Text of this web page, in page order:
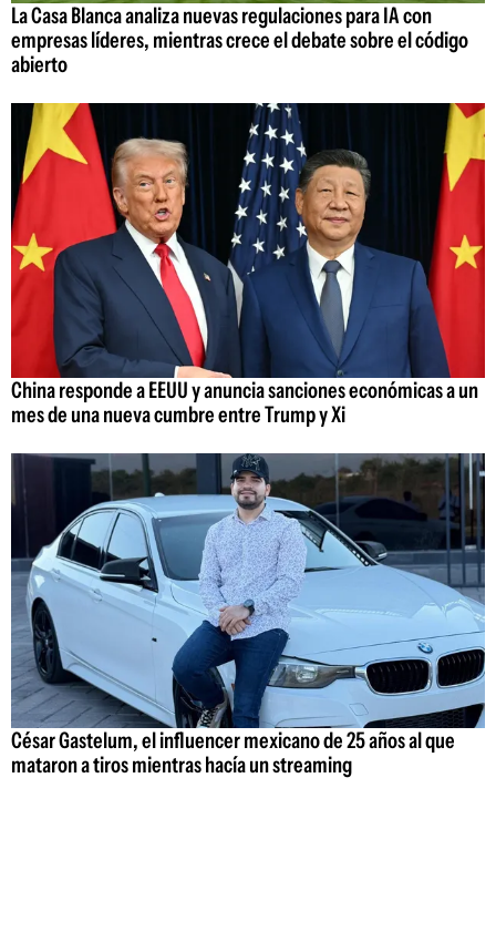
La Casa Blanca analiza nuevas regulaciones para IA con
empresas líderes, mientras crece el debate sobre el código
abierto
China responde a EEUU y anuncia sanciones económicas a un
mes de una nueva cumbre entre Trump y Xi
César Gastelum, el influencer mexicano de 25 años al que
mataron a tiros mientras hacía un streaming